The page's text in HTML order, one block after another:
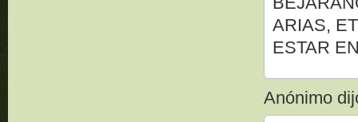
ARIAS,
ESTAR
Anónimo